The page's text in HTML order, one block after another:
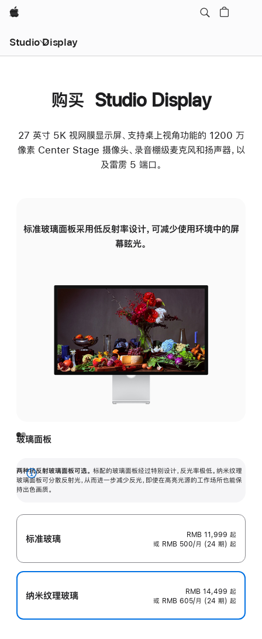
Apple
Studio Display
购买 Studio Display
27 英寸 5K 视网膜显示屏、支持桌上视角功能的 1200 万
像素 Center Stage 摄像头、录音棚级麦克风和扬声器，以
及雷雳 5 端口。
标准玻璃面板采用低反射率设计，可减少使用环境中的屏
幕眩光。
玻璃面板
两种抗反射玻璃面板可选。 标配的玻璃面板经过特别设计，反光率极低。纳米纹理
玻璃面板可分散反射光，从而进一步减少反光，即使在高亮光源的工作场所也能保
持出色画质。
展
开
标准玻璃 RMB 11,999 起
或 RMB 500/月 (24 期) 起
纳米纹理玻璃 RMB 14,499 起
或 RMB 605/月 (24 期) 起